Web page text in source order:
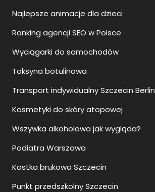
Najlepsze animacje dla dzieci
Ranking agencji SEO w Polsce
Wyciągarki do samochodów
Toksyna botulinowa
Transport indywidualny Szczecin Berlin
Kosmetyki do skóry atopowej
Wszywka alkoholowa jak wygląda?
Podiatra Warszawa
Kostka brukowa Szczecin
Punkt przedszkolny Szczecin